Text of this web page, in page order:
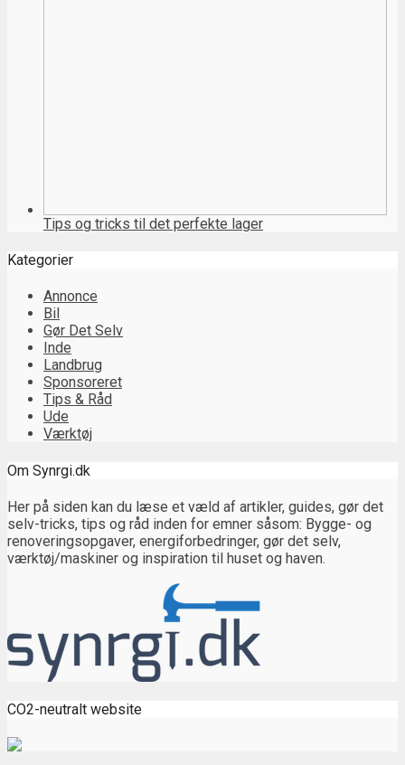
Tips og tricks til det perfekte lager
Kategorier
Annonce
Bil
Gør Det Selv
Inde
Landbrug
Sponsoreret
Tips & Råd
Ude
Værktøj
Om Synrgi.dk
Her på siden kan du læse et væld af artikler, guides, gør det
selv-tricks, tips og råd inden for emner såsom: Bygge- og
renoveringsopgaver, energiforbedringer, gør det selv,
værktøj/maskiner og inspiration til huset og haven.
CO2-neutralt website